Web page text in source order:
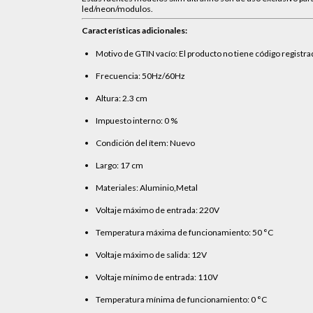
led/neon/modulos.
Características adicionales:
Motivo de GTIN vacío: El producto no tiene código
Frecuencia: 50Hz/60Hz
Altura: 2.3 cm
Impuesto interno: 0 %
Condición del ítem: Nuevo
Largo: 17 cm
Materiales: Aluminio,Metal
Voltaje máximo de entrada: 220V
Temperatura máxima de funcionamiento: 50 °C
Voltaje máximo de salida: 12V
Voltaje mínimo de entrada: 110V
Temperatura mínima de funcionamiento: 0 °C